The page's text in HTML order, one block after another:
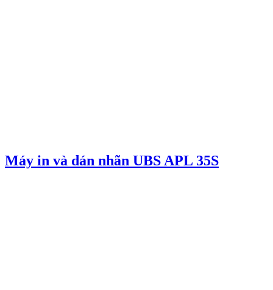
Máy in và dán nhãn UBS APL 35S